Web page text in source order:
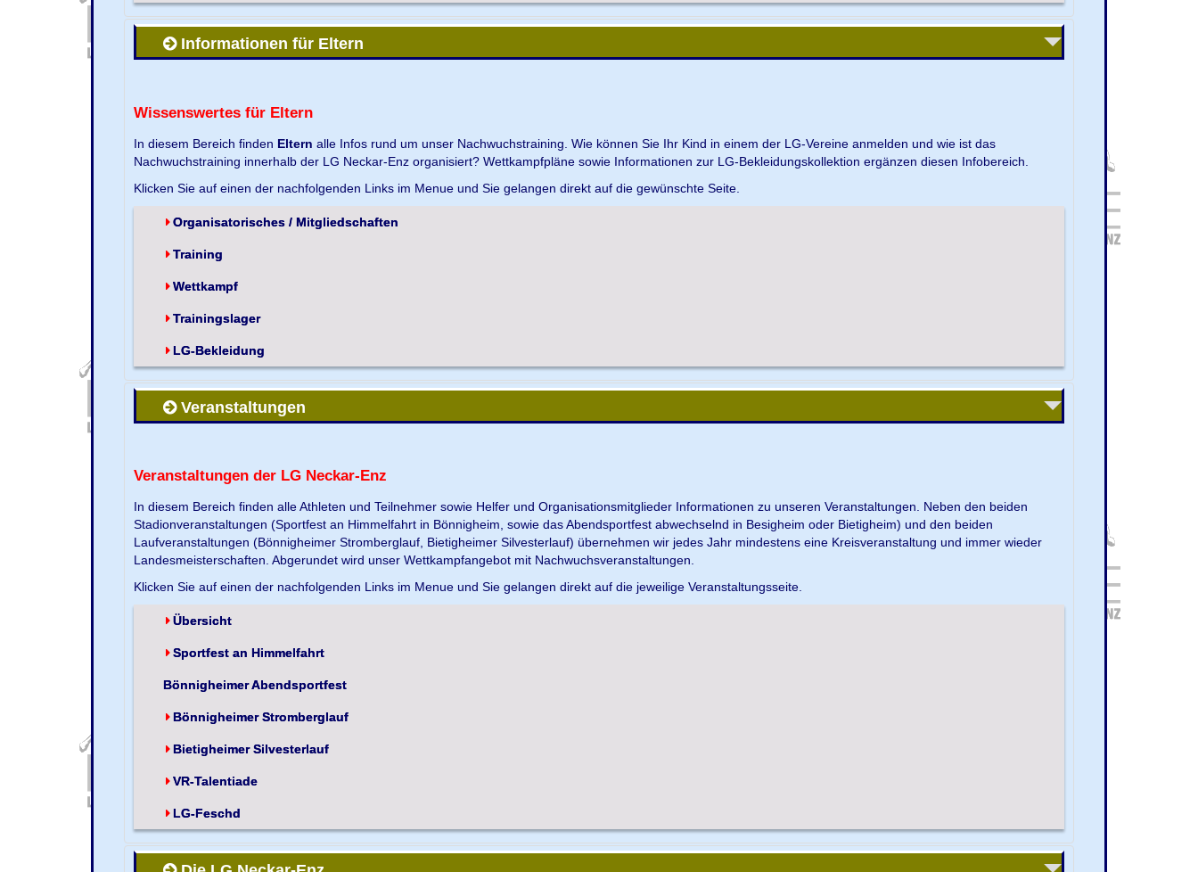
Informationen für Eltern
Wissenswertes für Eltern
In diesem Bereich finden Eltern alle Infos rund um unser Nachwuchstraining. Wie können Sie Ihr Kind in einem der LG-Vereine anmelden und wie ist das
Nachwuchstraining innerhalb der LG Neckar-Enz organisiert? Wettkampfpläne sowie Informationen zur LG-Bekleidungskollektion ergänzen diesen Infobereich.
Klicken Sie auf einen der nachfolgenden Links im Menue und Sie gelangen direkt auf die gewünschte Seite.
Organisatorisches / Mitgliedschaften
Training
Wettkampf
Trainingslager
LG-Bekleidung
Veranstaltungen
Veranstaltungen der LG Neckar-Enz
In diesem Bereich finden alle Athleten und Teilnehmer sowie Helfer und Organisationsmitglieder Informationen zu unseren Veranstaltungen. Neben den beiden
Stadionveranstaltungen (Sportfest an Himmelfahrt in Bönnigheim, sowie das Abendsportfest abwechselnd in Besigheim oder Bietigheim) und den beiden
Laufveranstaltungen (Bönnigheimer Stromberglauf, Bietigheimer Silvesterlauf) übernehmen wir jedes Jahr mindestens eine Kreisveranstaltung und immer wieder
Landesmeisterschaften. Abgerundet wird unser Wettkampfangebot mit Nachwuchsveranstaltungen.
Klicken Sie auf einen der nachfolgenden Links im Menue und Sie gelangen direkt auf die jeweilige Veranstaltungsseite.
Übersicht
Sportfest an Himmelfahrt
Bönnigheimer Abendsportfest
Bönnigheimer Stromberglauf
Bietigheimer Silvesterlauf
VR-Talentiade
LG-Feschd